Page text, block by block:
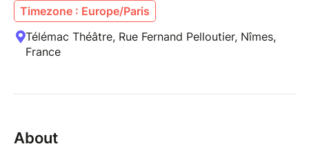
Timezone : Europe/Paris
Télémac Théâtre, Rue Fernand Pelloutier, Nîmes,
France
About